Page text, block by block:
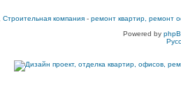
Строительная компания - ремонт квартир, ремонт
Powered by